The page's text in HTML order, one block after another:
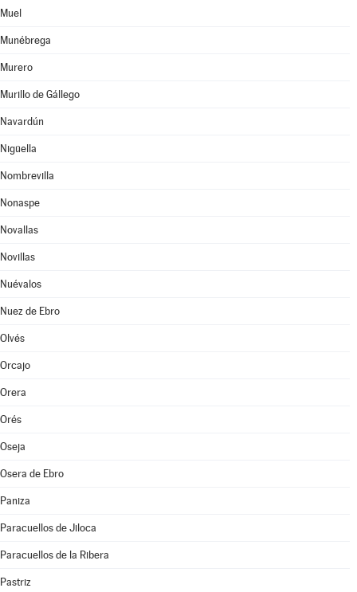
Muel
Munébrega
Murero
Murillo de Gállego
Navardún
Nigüella
Nombrevilla
Nonaspe
Novallas
Novillas
Nuévalos
Nuez de Ebro
Olvés
Orcajo
Orera
Orés
Oseja
Osera de Ebro
Paniza
Paracuellos de Jiloca
Paracuellos de la Ribera
Pastriz